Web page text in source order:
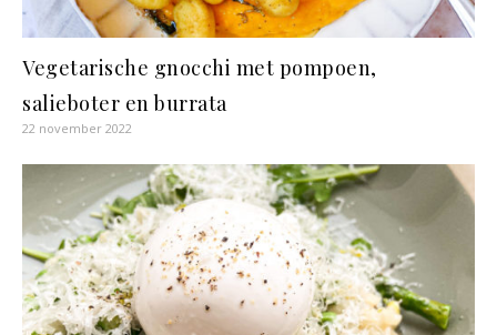
Vegetarische gnocchi met pompoen,
salieboter en burrata
22 november 2022